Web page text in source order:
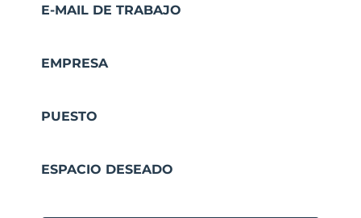
E-MAIL DE TRABAJO
EMPRESA
PUESTO
ESPACIO DESEADO